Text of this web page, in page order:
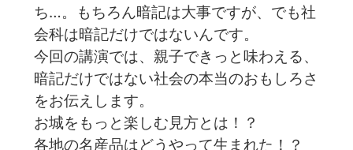
ち…。もちろん暗記は大事ですが、でも社
会科は暗記だけではないんです。
今回の講演では、親子できっと味わえる、
暗記だけではない社会の本当のおもしろさ
をお伝えします。
お城をもっと楽しむ見方とは！？
各地の名産品はどうやって生まれた！？